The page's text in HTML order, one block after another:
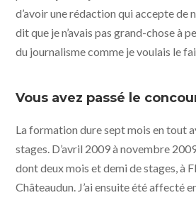
d’avoir une rédaction qui accepte de
dit que je n’avais pas grand-chose à
du journalisme comme je voulais le
Vous avez passé le
La formation dure sept mois en tout
stages. D’avril 2009 à novembre
dont deux mois et demi de stages, à
Châteaudun. J’ai ensuite été affecté